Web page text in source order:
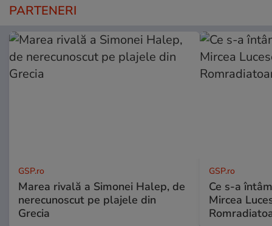
PARTENERI
GSP.ro
Marea rivală a Simonei Halep, de
nerecunoscut pe plajele din
Grecia
GSP.ro
Ce s-a
Mircea